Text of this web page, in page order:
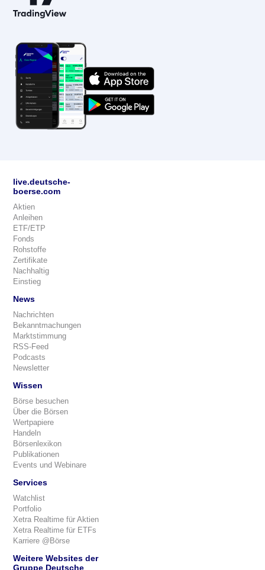
live.deutsche-
boerse.com
Aktien
Anleihen
ETF/ETP
Fonds
Rohstoffe
Zertifikate
Nachhaltig
Einstieg
News
Nachrichten
Bekanntmachungen
Marktstimmung
RSS-Feed
Podcasts
Newsletter
Wissen
Börse besuchen
Über die Börsen
Wertpapiere
Handeln
Börsenlexikon
Publikationen
Events und Webinare
Services
Watchlist
Portfolio
Xetra Realtime für Aktien
Xetra Realtime für ETFs
Karriere @Börse
Weitere Websites der
Gruppe Deutsche